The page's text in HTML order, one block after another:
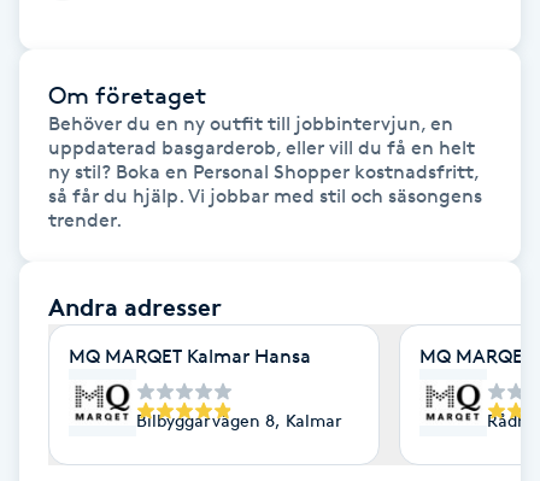
Fibromassage
Fillers
Fotmassage
Fotvård
Fransar
Om företaget
Behöver du en ny outfit till jobbintervjun, en
uppdaterad basgarderob, eller vill du få en helt
ny stil? Boka en Personal Shopper kostnadsfritt,
så får du hjälp. Vi jobbar med stil och säsongens
trender.
Andra adresser
MQ MARQET Kalmar Hansa
Bilbyggarvägen 8, Kalmar
MQ